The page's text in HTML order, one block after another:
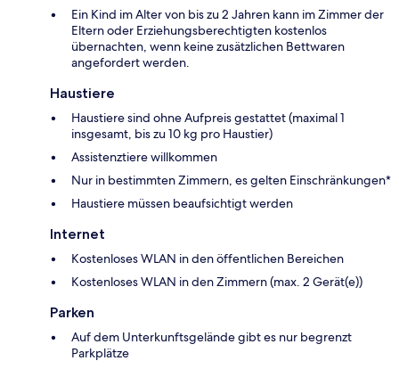
Ein Kind im Alter von bis zu 2 Jahren kann im Zimmer der
Eltern oder Erziehungsberechtigten kostenlos
übernachten, wenn keine zusätzlichen Bettwaren
angefordert werden.
Haustiere
Haustiere sind ohne Aufpreis gestattet (maximal 1
insgesamt, bis zu 10 kg pro Haustier)
Assistenztiere willkommen
Nur in bestimmten Zimmern, es gelten Einschränkungen*
Haustiere müssen beaufsichtigt werden
Internet
Kostenloses WLAN in den öffentlichen Bereichen
Kostenloses WLAN in den Zimmern (max. 2 Gerät(e))
Parken
Auf dem Unterkunftsgelände gibt es nur begrenzt
Parkplätze